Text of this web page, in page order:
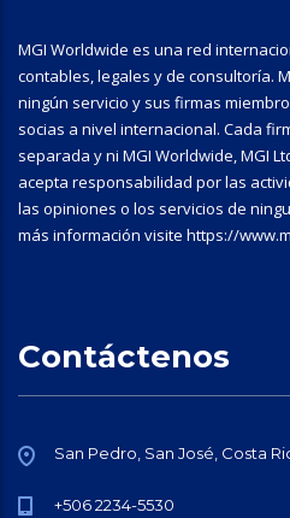
MGI Worldwide es una red
contables, legales y de consultoría.
ningún servicio y sus firmas
socias a nivel internacional. Cada
separada y ni MGI Worldwide, MGI
acepta responsabilidad por las
las opiniones o los servicios de
más información visite https://
Contáctenos
San Pedro, San José, Costa
+506 2234-5530